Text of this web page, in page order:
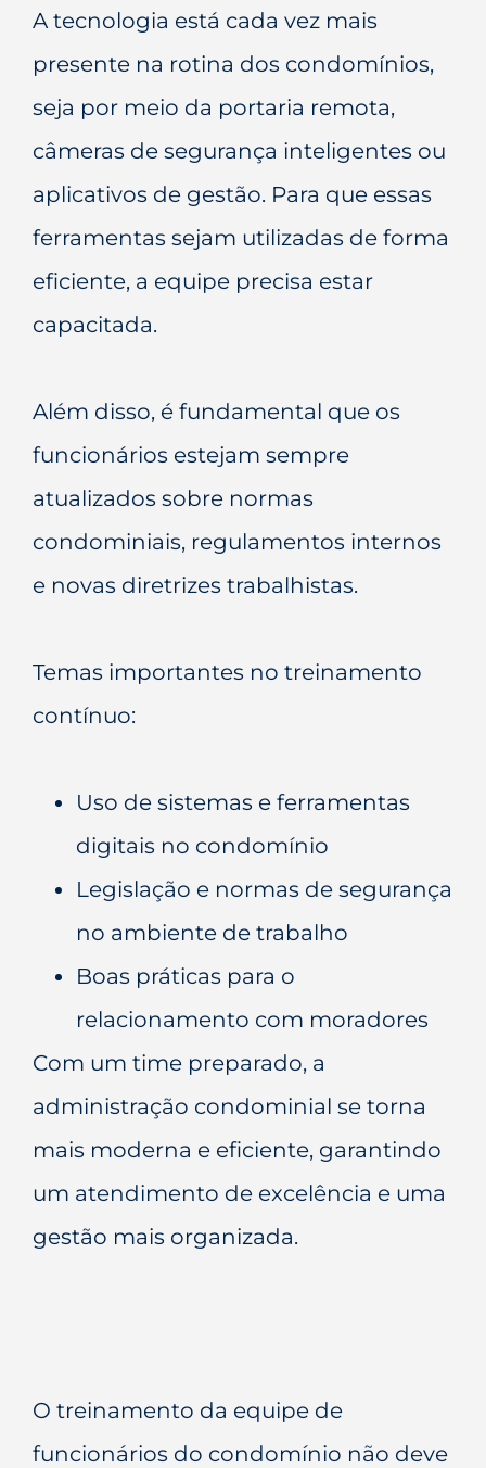
A tecnologia está cada vez mais
presente na rotina dos condomínios,
seja por meio da portaria remota,
câmeras de segurança inteligentes ou
aplicativos de gestão. Para que essas
ferramentas sejam utilizadas de forma
eficiente, a equipe precisa estar
capacitada.
Além disso, é fundamental que os
funcionários estejam sempre
atualizados sobre normas
condominiais, regulamentos internos
e novas diretrizes trabalhistas.
Temas importantes no treinamento
contínuo:
Uso de sistemas e ferramentas
digitais no condomínio
Legislação e normas de segurança
no ambiente de trabalho
Boas práticas para o
relacionamento com moradores
Com um time preparado, a
administração condominial se torna
mais moderna e eficiente, garantindo
um atendimento de excelência e uma
gestão mais organizada.
O treinamento da equipe de
funcionários do condomínio não deve